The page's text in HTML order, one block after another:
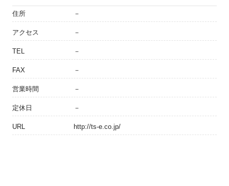
住所 －
アクセス －
TEL －
FAX －
営業時間 －
定休日 －
URL http://ts-e.co.jp/